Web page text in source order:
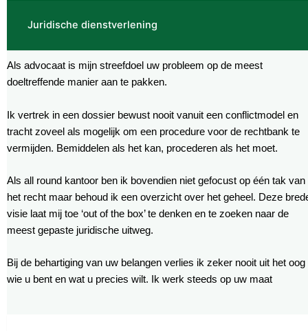
Juridische dienstverlening
Als advocaat is mijn streefdoel uw probleem op de meest
doeltreffende manier aan te pakken.
Ik vertrek in een dossier bewust nooit vanuit een conflictmodel en
tracht zoveel als mogelijk om een procedure voor de rechtbank te
vermijden. Bemiddelen als het kan, procederen als het moet.
Als all round kantoor ben ik bovendien niet gefocust op één tak van
het recht maar behoud ik een overzicht over het geheel. Deze
visie laat mij toe ‘out of the box’ te denken en te zoeken naar de
meest gepaste juridische uitweg.
Bij de behartiging van uw belangen verlies ik zeker nooit uit het oog
wie u bent en wat u precies wilt. Ik werk steeds op uw maat